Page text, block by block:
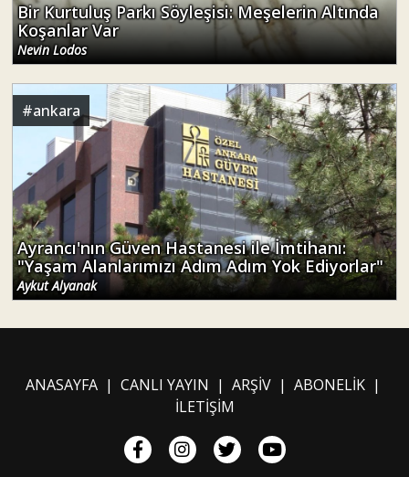
Bir Kurtuluş Parkı Söyleşisi: Meşelerin Altında
Koşanlar Var
Nevin Lodos
#ankara
Ayrancı'nın Güven Hastanesi ile İmtihanı:
"Yaşam Alanlarımızı Adım Adım Yok Ediyorlar"
Aykut Alyanak
ANASAYFA| CANLI YAYIN | ARŞİV| ABONELİK|
İLETİŞİM